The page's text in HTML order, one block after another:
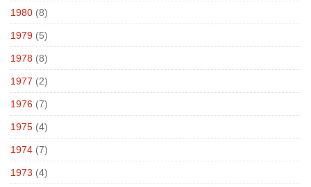
1980 (8)
1979 (5)
1978 (8)
1977 (2)
1976 (7)
1975 (4)
1974 (7)
1973 (4)